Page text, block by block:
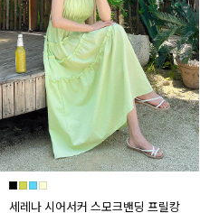
세레나 시어서커 스모크밴딩 프릴캉